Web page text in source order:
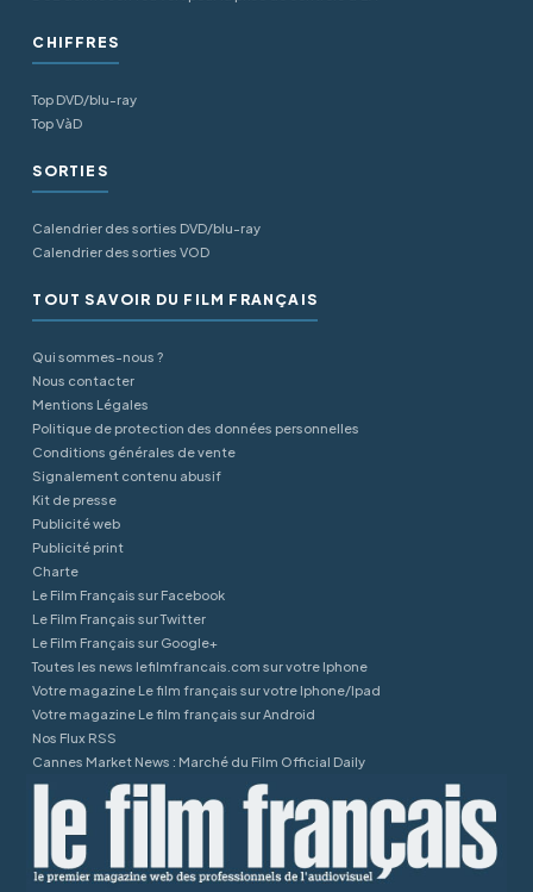
CHIFFRES
Top DVD/blu-ray
Top VàD
SORTIES
Calendrier des sorties DVD/blu-ray
Calendrier des sorties VOD
TOUT SAVOIR DU FILM FRANÇAIS
Qui sommes-nous ?
Nous contacter
Mentions Légales
Politique de protection des données personnelles
Conditions générales de vente
Signalement contenu abusif
Kit de presse
Publicité web
Publicité print
Charte
Le Film Français sur Facebook
Le Film Français sur Twitter
Le Film Français sur Google+
Toutes les news lefilmfrancais.com sur votre Iphone
Votre magazine Le film français sur votre Iphone/Ipad
Votre magazine Le film français sur Android
Nos Flux RSS
Cannes Market News : Marché du Film Official Daily